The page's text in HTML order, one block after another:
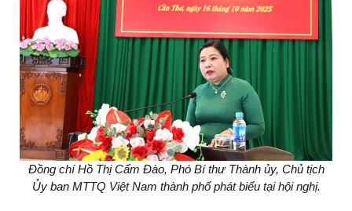
Đồng chí Hồ Thị Cẩm Đào, Phó Bí thư Thành ủy, Chủ tịch
Ủy ban MTTQ Việt Nam thành phố phát biểu tại hội nghị.